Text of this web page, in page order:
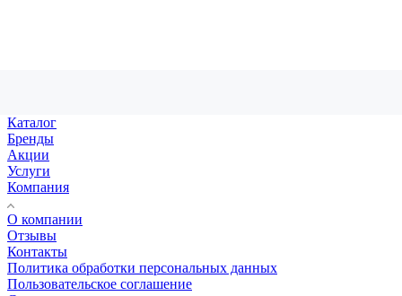
Каталог
Бренды
Акции
Услуги
Компания
О компании
Отзывы
Контакты
Политика обработки персональных данных
Пользовательское соглашение